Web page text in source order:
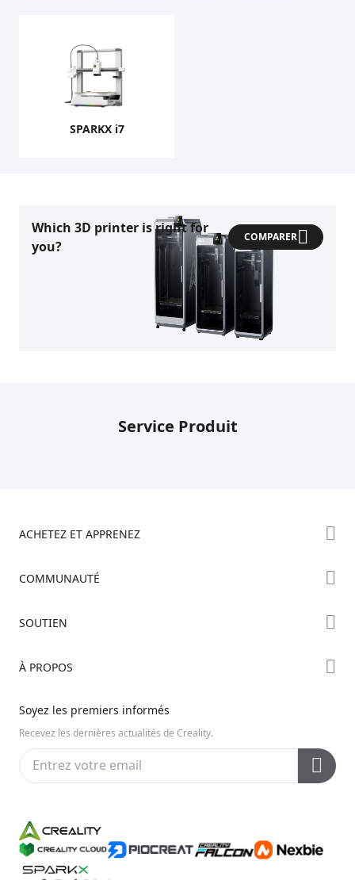
SPARKX i7
Which 3D printer is right for
you?
COMPARER
Service Produit
ACHETEZ ET APPRENEZ
Série Hi
COMMUNAUTÉ
Discord
SOUTIEN
Centre d’Aide
Centre Vidéo
Service Après-Vente
À PROPOS
Contactez-nous
Soyez les premiers informés
Recevez les dernières actualités de Creality.